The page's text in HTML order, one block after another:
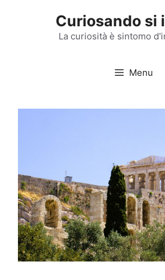
Curiosando si
La curiosità è sintomo
Menu